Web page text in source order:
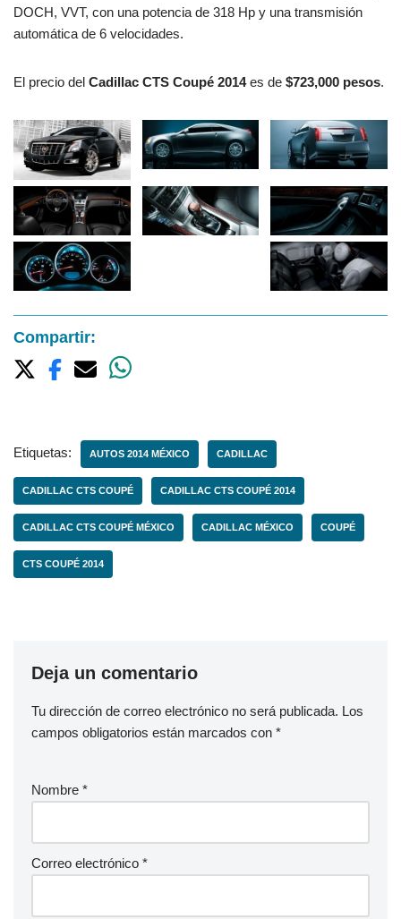
DOCH, VVT, con una potencia de 318 Hp y una transmisión
automática de 6 velocidades.
El precio del Cadillac CTS Coupé 2014es de $723,000 pesos.
Compartir:
Etiquetas: AUTOS 2014 MÉXICO CADILLAC
CADILLAC CTS COUPÉ CADILLAC CTS COUPÉ 2014
CADILLAC CTS COUPÉ MÉXICO CADILLAC MÉXICO COUPÉ
CTS COUPÉ 2014
Deja un comentario
Tu dirección de correo electrónico no será publicada. Los
campos obligatorios están marcados con *
Nombre *
Correo electrónico *